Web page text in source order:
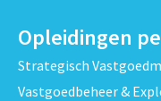
Opleidingen
Strategisch
Vastgoedbeheer &